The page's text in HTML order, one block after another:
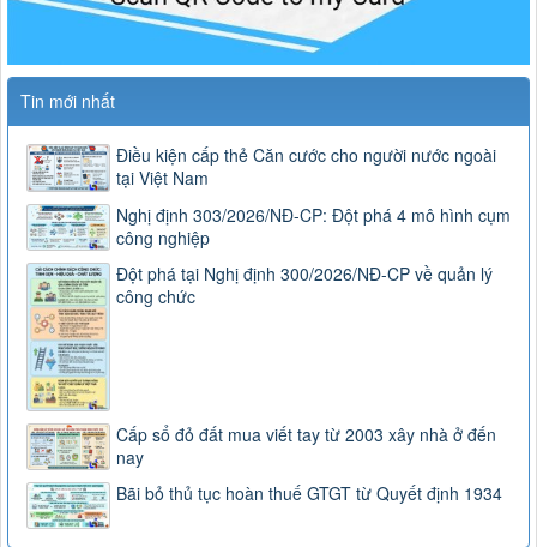
Tin mới nhất
Điều kiện cấp thẻ Căn cước cho người nước ngoài
tại Việt Nam
Nghị định 303/2026/NĐ-CP: Đột phá 4 mô hình cụm
công nghiệp
Đột phá tại Nghị định 300/2026/NĐ-CP về quản lý
công chức
Cấp sổ đỏ đất mua viết tay từ 2003 xây nhà ở đến
nay
Bãi bỏ thủ tục hoàn thuế GTGT từ Quyết định 1934